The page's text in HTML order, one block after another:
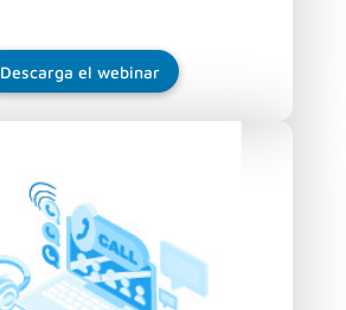
Descarga el webinar